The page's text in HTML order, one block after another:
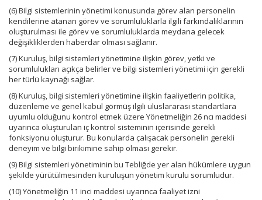
(6) Bilgi sistemlerinin yönetimi konusunda görev alan personelin
kendilerine atanan görev ve sorumluluklarla ilgili farkındalıklarının
oluşturulması ile görev ve sorumluluklarda meydana gelecek
değişikliklerden haberdar olması sağlanır.
(7) Kuruluş, bilgi sistemleri yönetimine ilişkin görev, yetki ve
sorumlulukları açıkça belirler ve bilgi sistemleri yönetimi için gerekli
her türlü kaynağı sağlar.
(8) Kuruluş, bilgi sistemleri yönetimine ilişkin faaliyetlerin politika,
düzenleme ve genel kabul görmüş ilgili uluslararası standartlara
uyumlu olduğunu kontrol etmek üzere Yönetmeliğin 26 ncı maddesi
uyarınca oluşturulan iç kontrol sisteminin içerisinde gerekli
fonksiyonu oluşturur. Bu konularda çalışacak personelin gerekli
deneyim ve bilgi birikimine sahip olması gerekir.
(9) Bilgi sistemleri yönetiminin bu Tebliğde yer alan hükümlere uygun
şekilde yürütülmesinden kuruluşun yönetim kurulu sorumludur.
(10) Yönetmeliğin 11 inci maddesi uyarınca faaliyet izni